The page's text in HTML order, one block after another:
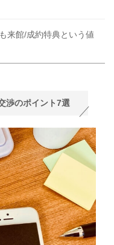
来館/成約特典という値
渉のポイント7選